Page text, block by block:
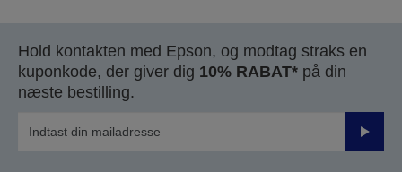
Hold kontakten med Epson, og modtag straks en
kuponkode, der giver dig 10% RABAT* på din
næste bestilling.
Send